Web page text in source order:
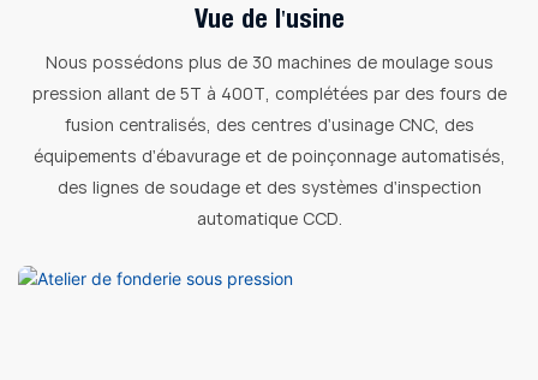
Vue de l'usine
Nous possédons plus de 30 machines de moulage sous
pression allant de 5T à 400T, complétées par des fours de
fusion centralisés, des centres d'usinage CNC, des
équipements d'ébavurage et de poinçonnage automatisés,
des lignes de soudage et des systèmes d'inspection
automatique CCD.